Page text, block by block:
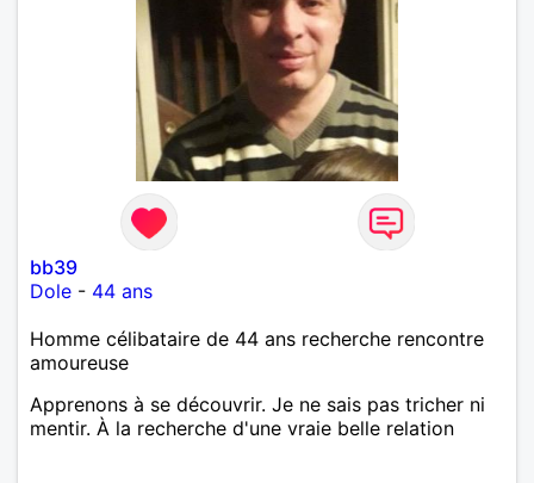
bb39
Dole - 44 ans
Homme célibataire de 44 ans recherche rencontre
amoureuse
Apprenons à se découvrir. Je ne sais pas tricher ni
mentir. À la recherche d'une vraie belle relation